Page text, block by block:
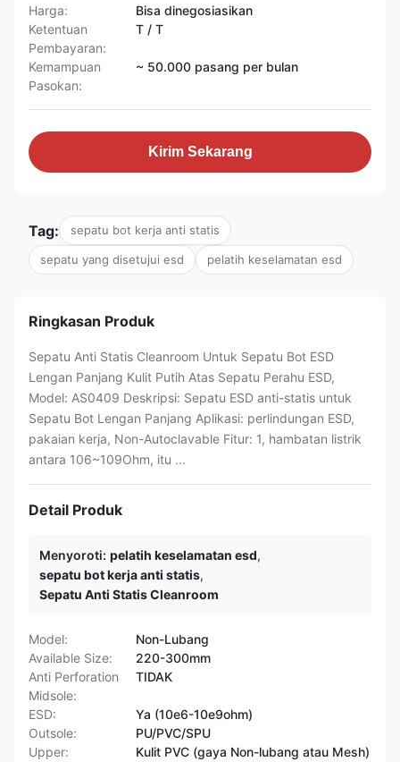
Harga:
Bisa dinegosiasikan
Ketentuan
Pembayaran:
T / T
Kemampuan
Pasokan:
~ 50.000 pasang per bulan
Kirim Sekarang
Tag: sepatu bot kerja anti statis
sepatu yang disetujui esd pelatih keselamatan esd
Ringkasan Produk
Sepatu Anti Statis Cleanroom Untuk Sepatu Bot ESD
Lengan Panjang Kulit Putih Atas Sepatu Perahu ESD,
Model: AS0409 Deskripsi: Sepatu ESD anti-statis untuk
Sepatu Bot Lengan Panjang Aplikasi: perlindungan ESD,
pakaian kerja, Non-Autoclavable Fitur: 1, hambatan listrik
antara 106~109Ohm, itu ...
Detail Produk
Menyoroti: pelatih keselamatan esd,
sepatu bot kerja anti statis,
Sepatu Anti Statis Cleanroom
Model:
Non-Lubang
Available Size:
220-300mm
Anti Perforation
Midsole:
TIDAK
ESD:
Ya (10e6-10e9ohm)
Outsole:
PU/PVC/SPU
Upper:
Kulit PVC (gaya Non-lubang atau Mesh)